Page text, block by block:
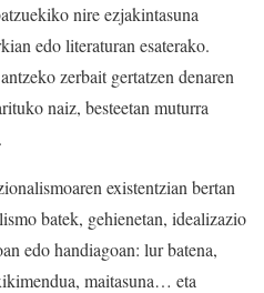
nire ezjakintasuna
edo literaturan esaterako.
zerbait gertatzen denaren
naiz, besteetan muturra
existentzian bertan
batek, gehienetan, idealizazio
edo handiagoan: lur batena,
maitasuna… eta